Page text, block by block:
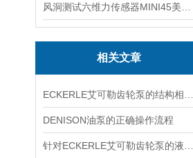
相关文章
DENISON油泵的正确操作流程